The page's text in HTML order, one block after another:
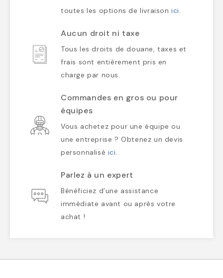
toutes les options de livraisonici.
Aucun droit ni taxe
Tous les droits de douane, taxes et
frais sont entièrement pris en
charge par nous.
Commandes en gros ou pour
équipes
Vous achetez pour une équipe ou
une entreprise ? Obtenez un devis
personnalisé ici.
Parlez à un expert
Bénéficiez d’une assistance
immédiate avant ou après votre
achat !